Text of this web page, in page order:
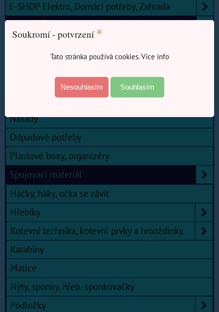
E-SHOP Elektro, Domácí potřeby, Zahrada
Měřidla, pásma, metry.
Nástroje, broušení, řezání.
Násady
Odpadové potřeby
Plastové boxy, organizéry
Spojovací materiál
Háčky, háky, očka se závit
Hřebíky
Kotevní technika, kotevní prvky a hmoždinky.
Karabiny
Matice
Nýty, sponky, hřeb.-sponkovačky
Podložky
Soukromí - potvrzení *
Tato stránka používá cookies. Vice info
Nesouhlasím Souhlasím